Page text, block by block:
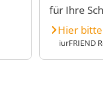
für Ihre
Hier
iurFRIEND